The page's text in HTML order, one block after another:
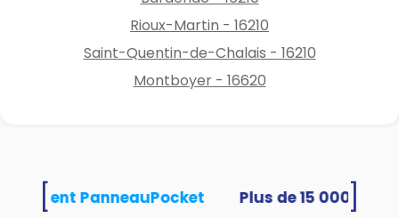
Rioux-Martin - 16210
Saint-Quentin-de-Chalais - 16210
Montboyer - 16620
PanneauPocket